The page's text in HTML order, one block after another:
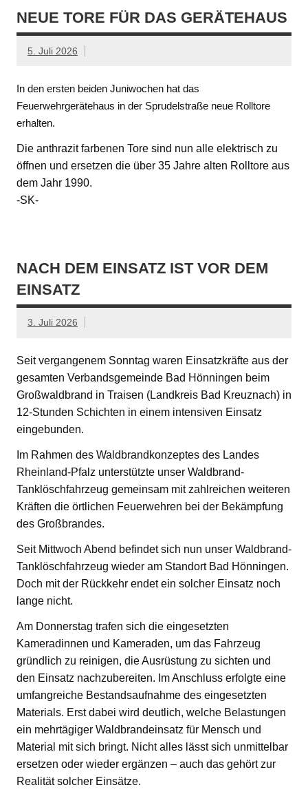
NEUE TORE FÜR DAS GERÄTEHAUS
5. Juli 2026
In den ersten beiden Juniwochen hat das
Feuerwehrgerätehaus in der Sprudelstraße neue Rolltore
erhalten.
Die anthrazit farbenen Tore sind nun alle elektrisch zu
öffnen und ersetzen die über 35 Jahre alten Rolltore aus
dem Jahr 1990.
-SK-
NACH DEM EINSATZ IST VOR DEM
EINSATZ
3. Juli 2026
Seit vergangenem Sonntag waren Einsatzkräfte aus der
gesamten Verbandsgemeinde Bad Hönningen beim
Großwaldbrand in Traisen (Landkreis Bad Kreuznach) in
12-Stunden Schichten in einem intensiven Einsatz
eingebunden.
Im Rahmen des Waldbrandkonzeptes des Landes
Rheinland-Pfalz unterstützte unser Waldbrand-
Tanklöschfahrzeug gemeinsam mit zahlreichen weiteren
Kräften die örtlichen Feuerwehren bei der Bekämpfung
des Großbrandes.
Seit Mittwoch Abend befindet sich nun unser Waldbrand-
Tanklöschfahrzeug wieder am Standort Bad Hönningen.
Doch mit der Rückkehr endet ein solcher Einsatz noch
lange nicht.
Am Donnerstag trafen sich die eingesetzten
Kameradinnen und Kameraden, um das Fahrzeug
gründlich zu reinigen, die Ausrüstung zu sichten und
den Einsatz nachzubereiten. Im Anschluss erfolgte eine
umfangreiche Bestandsaufnahme des eingesetzten
Materials. Erst dabei wird deutlich, welche Belastungen
ein mehrtägiger Waldbrandeinsatz für Mensch und
Material mit sich bringt. Nicht alles lässt sich unmittelbar
ersetzen oder wieder ergänzen – auch das gehört zur
Realität solcher Einsätze.